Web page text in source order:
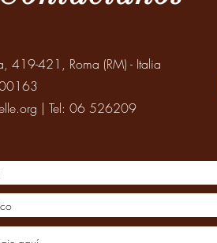
419-421, Roma (RM) - Italia
| Tel: 06 526209